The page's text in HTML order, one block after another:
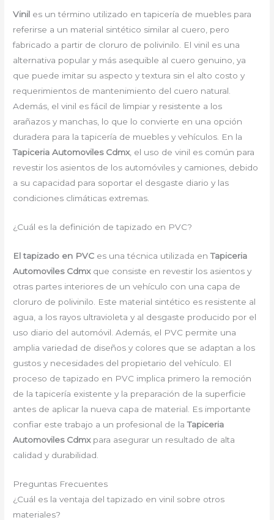
Vinil es un término utilizado en tapicería de muebles para
referirse a un material sintético similar al cuero, pero
fabricado a partir de cloruro de polivinilo. El vinil es una
alternativa popular y más asequible al cuero genuino, ya
que puede imitar su aspecto y textura sin el alto costo y
requerimientos de mantenimiento del cuero natural.
Además, el vinil es fácil de limpiar y resistente a los
arañazos y manchas, lo que lo convierte en una opción
duradera para la tapicería de muebles y vehículos. En la
Tapiceria Automoviles Cdmx, el uso de vinil es común para
revestir los asientos de los automóviles y camiones, debido
a su capacidad para soportar el desgaste diario y las
condiciones climáticas extremas.
¿Cuál es la definición de tapizado en PVC?
El tapizado en PVC es una técnica utilizada enTapiceria
Automoviles Cdmxque consiste en revestir los asientos y
otras partes interiores de un vehículo con una capa de
cloruro de polivinilo. Este material sintético es resistente al
agua, a los rayos ultravioleta y al desgaste producido por el
uso diario del automóvil. Además, el PVC permite una
amplia variedad de diseños y colores que se adaptan a los
gustos y necesidades del propietario del vehículo. El
proceso de tapizado en PVC implica primero la remoción
de la tapicería existente y la preparación de la superficie
antes de aplicar la nueva capa de material. Es importante
confiar este trabajo a un profesional de laTapiceria
Automoviles Cdmxpara asegurar un resultado de alta
calidad y durabilidad.
Preguntas Frecuentes
¿Cuál es la ventaja del tapizado en vinil sobre otros
materiales?